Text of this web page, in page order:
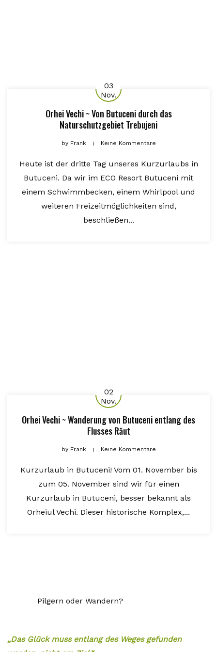
03
Nov.
Orhei Vechi ~ Von Butuceni durch das
Naturschutzgebiet Trebujeni
byFrank Keine Kommentare
Heute ist der dritte Tag unseres Kurzurlaubs in
Butuceni. Da wir im ECO Resort Butuceni mit
einem Schwimmbecken, einem Whirlpool und
weiteren Freizeitmöglichkeiten sind,
beschließen...
02
Nov.
Orhei Vechi ~ Wanderung von Butuceni entlang des
Flusses Răut
byFrank Keine Kommentare
Kurzurlaub in Butuceni! Vom 01. November bis
zum 05. November sind wir für einen
Kurzurlaub in Butuceni, besser bekannt als
Orheiul Vechi. Dieser historische Komplex,...
Pilgern oder Wandern?
„Das Glück muss entlang des Weges gefunden